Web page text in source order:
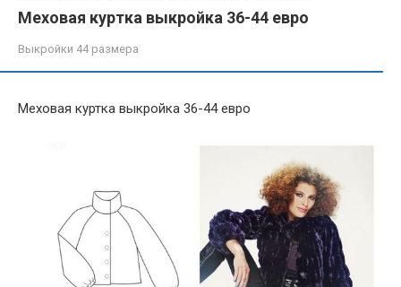
Меховая куртка выкройка 36-44 евро
Выкройки 44 размера
Меховая куртка выкройка 36-44 евро